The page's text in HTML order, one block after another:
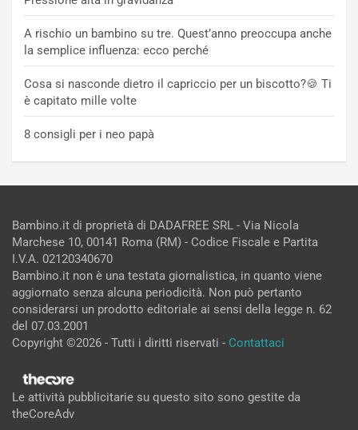
A rischio un bambino su tre. Quest’anno preoccupa anche
la semplice influenza: ecco perché
Cosa si nasconde dietro il capriccio per un biscotto?🍪 Ti
è capitato mille volte
8 consigli per i neo papà
Bambino.it di proprietà di DADAFREE SRL - Via Nicola
Marchese 10, 00141 Roma (RM) - Codice Fiscale e Partita
I.V.A. 02120340670
Bambino.it non è una testata giornalistica, in quanto viene
aggiornato senza alcuna periodicità. Non può pertanto
considerarsi un prodotto editoriale ai sensi della legge n. 62
del 07.03.2001
Copyright ©2026 - Tutti i diritti riservati - Contattaci
Le attività pubblicitarie su questo sito sono gestite da
theCoreAdv